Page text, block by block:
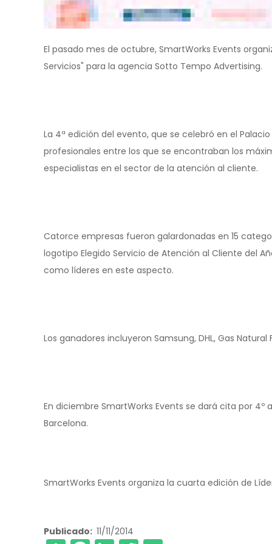
El pasado mes de octubre, SmartWorks Events
Servicios" para la agencia Sotto Tempo Advertising.
La 4ª edición del evento, que se celebró en el
profesionales entre los que se encontraban los
especialistas en el sector de la atención al cliente.
Catorce empresas fueron galardonadas en 15
logotipo Elegido Servicio de Atención al Cliente del
como líderes en este aspecto.
Los ganadores incluyeron Samsung, DHL, Gas
En diciembre SmartWorks Events se dará cita por
Barcelona.
SmartWorks Events organiza la cuarta edición de
Publicado 11/11/2014